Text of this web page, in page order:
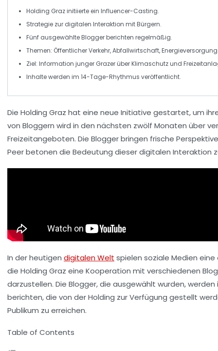
Holding Grazinitiierte ein Influencer-Casting.
Strategie zur digitalen Interaktion mit Bürgern.
Fünf ausgewählteBloggerberichten regelmäßig.
Themen: Öffentlicher Verkehr,Abfallwirtschaft,Energieversorgung
Ziel: Information junger Grazer überKlimaschutzund
Inhalte werden im 14-Tage-Rhythmus veröffentlicht.
Die Holding Graz hat eine neue Initiative gestartet, um
von Bloggern wird in den nächsten zwölf Monaten über
Freizeitangeboten. Die Blogger bringen frische
Peer betonen die Bedeutung dieser digitalen Interaktion
In der heutigen digitalen Welt spielen soziale Medien
die Holding Graz eine Kooperation mit verschiedenen
darzustellen. Die Blogger, die ausgewählt wurden,
berichten, die von der Holding zur Verfügung gestellt
Publikum zu erreichen.
Table of Contents